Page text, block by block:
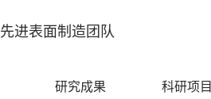
先进表面制造团队
研究成果 科研项目